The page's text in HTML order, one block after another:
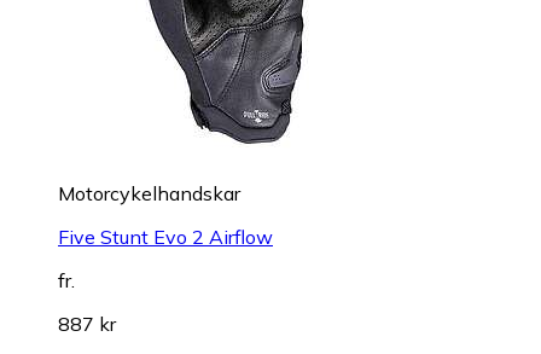
Motorcykelhandskar
Five Stunt Evo 2 Airflow
fr.
887 kr